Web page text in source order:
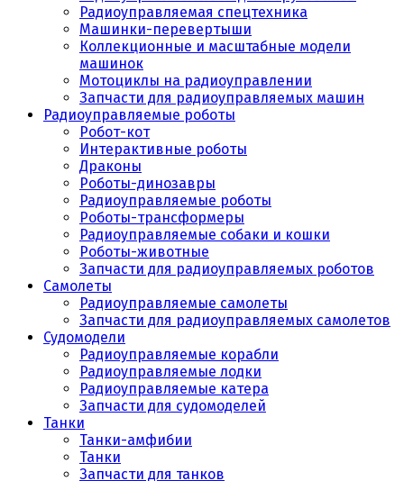
Радиоуправляемая спецтехника
Машинки-перевертыши
Коллекционные и масштабные модели
машинок
Мотоциклы на радиоуправлении
Запчасти для радиоуправляемых машин
Радиоуправляемые роботы
Робот-кот
Интерактивные роботы
Драконы
Роботы-динозавры
Радиоуправляемые роботы
Роботы-трансформеры
Радиоуправляемые собаки и кошки
Роботы-животные
Запчасти для радиоуправляемых роботов
Самолеты
Радиоуправляемые самолеты
Запчасти для радиоуправляемых самолетов
Судомодели
Радиоуправляемые корабли
Радиоуправляемые лодки
Радиоуправляемые катера
Запчасти для судомоделей
Танки
Танки-амфибии
Танки
Запчасти для танков